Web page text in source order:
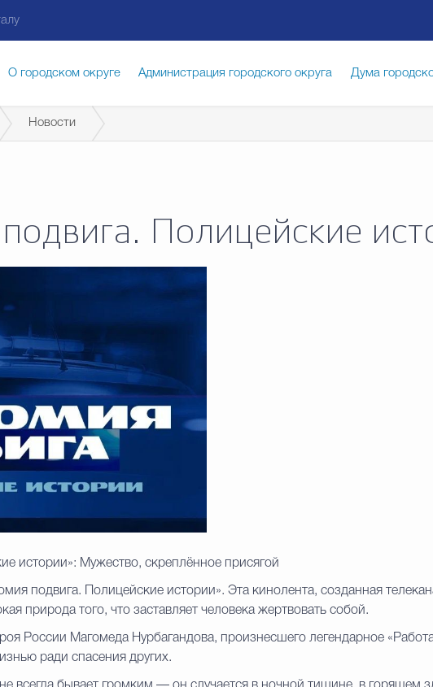
О городском округе Администрация городского округа Дума
Общественная безопасность
Открытые данные
Новости
Полицейские
истории»: Мужество, скреплённое присягой
подвига. Полицейские истории». Эта кинолента, созданная
природа того, что заставляет человека жертвовать собой.
России Магомеда Нурбагандова, произнесшего легендарное
ради спасения других.